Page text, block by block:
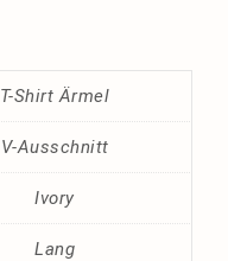
T-Shirt Ärmel
V-Ausschnitt
Ivory
Lang